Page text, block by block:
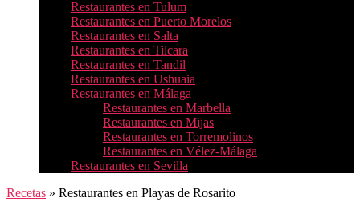
Restaurantes en Tulum
Restaurantes en Puerto Morelos
Restaurantes en Salta
Restaurantes en Tilcara
Restaurantes en Tandil
Restaurantes en Ushuaia
Restaurantes en Málaga
Restaurantes en Marbella
Restaurantes en Mijas
Restaurantes en Torremolinos
Restaurantes en Vélez-Málaga
Restaurantes en Sevilla
Recetas » Restaurantes en Playas de Rosarito